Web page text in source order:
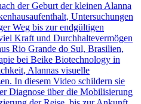
der Geburt der kleinen Alanna
Untersuchungen
Weg bis zur endgültigen
Kraft und Durchhaltevermögen
Rio Grande do Sul, Brasilien,
bei Beike Biotechnology in
Alannas visuelle
In diesem Video schildern sie
Diagnose über die Mobilisierung